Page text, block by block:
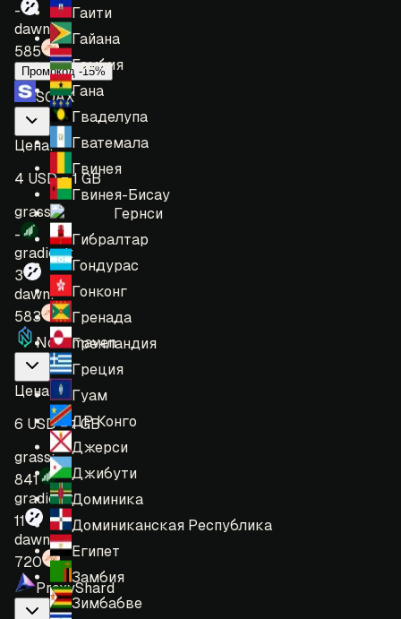
Гаити
Гайана
Гамбия
Гана
Гваделупа
Гватемала
Гвинея
Гвинея-Бисау
Гернси
Гибралтар
Гондурас
Гонконг
Гренада
Гренландия
Греция
Гуам
ДР Конго
Джерси
Джибути
Доминика
Доминиканская Республика
Египет
Замбия
Зимбабве
-
dawn:
585
Промокод -15%
SOAX
Цена:
4 USD = 1 GB
grass:
-
gradient:
3
dawn:
583
Nodemaven
Цена
6 USD = 1 GB
grass:
841
gradient:
11
dawn:
720
ProxyShard